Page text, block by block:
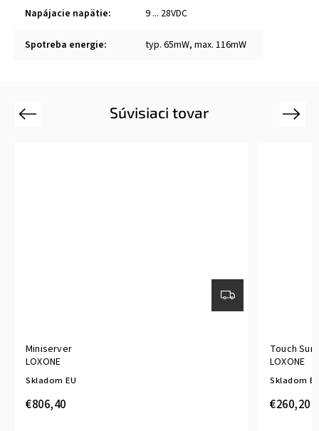
Napájacie napätie: 9 ... 28VDC
Spotreba energie: typ. 65mW, max. 116mW
Súvisiaci tovar
Previous
Miniserver
LOXONE
Skladom EU
€806,40
Touch
LOXONE
Skladom
€260,20
Next